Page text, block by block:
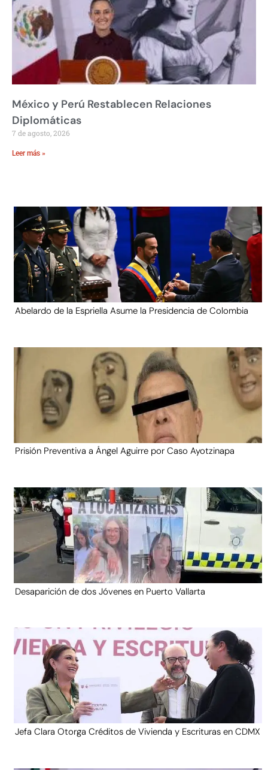
México y Perú Restablecen Relaciones
Diplomáticas
7 de agosto, 2026
Leer más »
Abelardo de la Espriella Asume la Presidencia de Colombia
Prisión Preventiva a Ángel Aguirre por Caso Ayotzinapa
Desaparición de dos Jóvenes en Puerto Vallarta
Jefa Clara Otorga Créditos de Vivienda y Escrituras en CDMX